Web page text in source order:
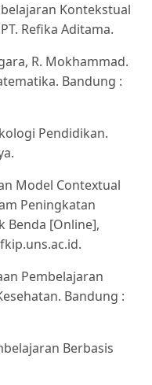
Kontekstual
Refika Aditama.
R. Mokhammad.
Bandung :
Pendidikan.
Model Contextual
Peningkatan
Benda [Online],
Pembelajaran
Bandung :
Berbasis